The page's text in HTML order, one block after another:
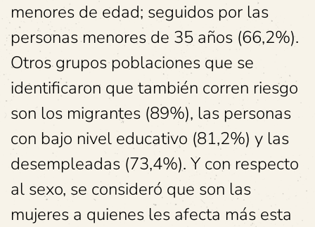
menores de edad; seguidos por las
personas menores de 35 años (66,2%).
Otros grupos poblaciones que se
identificaron que también corren riesgo
son los migrantes (89%), las personas
con bajo nivel educativo (81,2%) y las
desempleadas (73,4%). Y con respecto
al sexo, se consideró que son las
mujeres a quienes les afecta más esta